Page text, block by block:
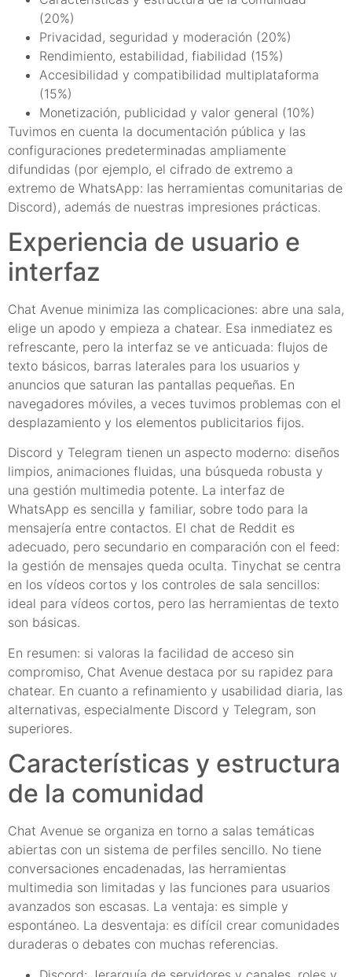
(20%)
Privacidad, seguridad y moderación (20%)
Rendimiento, estabilidad, fiabilidad (15%)
Accesibilidad y compatibilidad multiplataforma
(15%)
Monetización, publicidad y valor general (10%)
Tuvimos en cuenta la documentación pública y las
configuraciones predeterminadas ampliamente
difundidas (por ejemplo, el cifrado de extremo a
extremo de WhatsApp: las herramientas comunitarias de
Discord), además de nuestras impresiones prácticas.
Experiencia de usuario e
interfaz
Chat Avenue minimiza las complicaciones: abre una sala,
elige un apodo y empieza a chatear. Esa inmediatez es
refrescante, pero la interfaz se ve anticuada: flujos de
texto básicos, barras laterales para los usuarios y
anuncios que saturan las pantallas pequeñas. En
navegadores móviles, a veces tuvimos problemas con el
desplazamiento y los elementos publicitarios fijos.
Discord y Telegram tienen un aspecto moderno: diseños
limpios, animaciones fluidas, una búsqueda robusta y
una gestión multimedia potente. La interfaz de
WhatsApp es sencilla y familiar, sobre todo para la
mensajería entre contactos. El chat de Reddit es
adecuado, pero secundario en comparación con el feed:
la gestión de mensajes queda oculta. Tinychat se centra
en los vídeos cortos y los controles de sala sencillos:
ideal para vídeos cortos, pero las herramientas de texto
son básicas.
En resumen: si valoras la facilidad de acceso sin
compromiso, Chat Avenue destaca por su rapidez para
chatear. En cuanto a refinamiento y usabilidad diaria, las
alternativas, especialmente Discord y Telegram, son
superiores.
Características y estructura
de la comunidad
Chat Avenue se organiza en torno a salas temáticas
abiertas con un sistema de perfiles sencillo. No tiene
conversaciones encadenadas, las herramientas
multimedia son limitadas y las funciones para usuarios
avanzados son escasas. La ventaja: es simple y
espontáneo. La desventaja: es difícil crear comunidades
duraderas o debates con muchas referencias.